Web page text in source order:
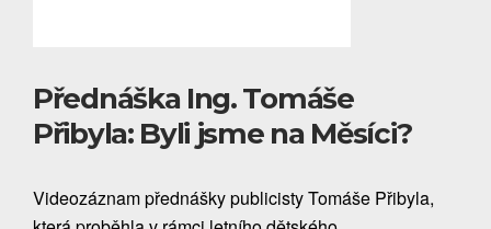
Přednáška Ing. Tomáše
Přibyla: Byli jsme na Měsíci?
Videozáznam přednášky publicisty Tomáše Přibyla,